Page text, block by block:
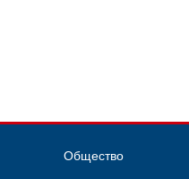
Общество